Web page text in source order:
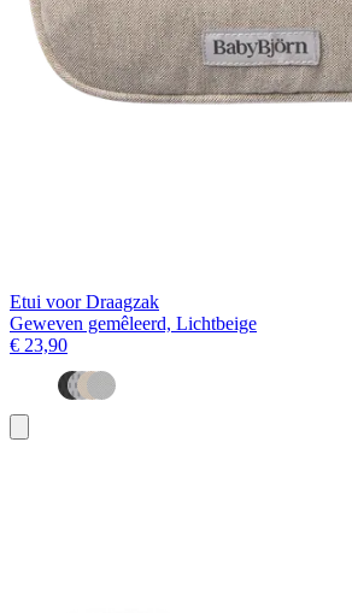
Etui voor Draagzak
Geweven gemêleerd, Lichtbeige
€ 23,90